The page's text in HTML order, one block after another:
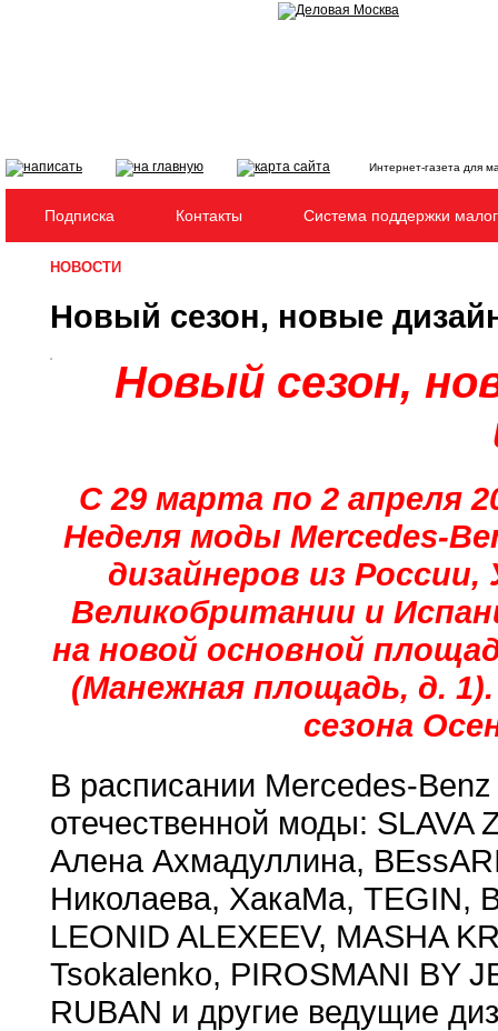
Интернет-газета для
Подписка Контакты Система поддержки
НОВОСТИ
Новый сезон, новые
Новый сезон,
С 29 марта по 2 апреля
Неделя моды Mercedes-
дизайнеров из
Великобритании и
на новой основной
(Манежная площадь, д.
сезона
В расписании Mercedes-
отечественной моды: SLAVA
Алена Ахмадуллина,
Николаева, ХакаМа, TEGIN,
LEONID ALEXEEV, MASHA
Tsokalenko, PIROSMANI BY
RUBAN и другие ведущие